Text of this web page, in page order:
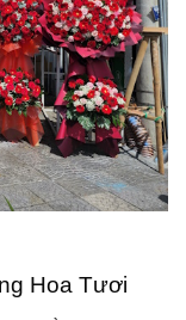
Hoa Tươi